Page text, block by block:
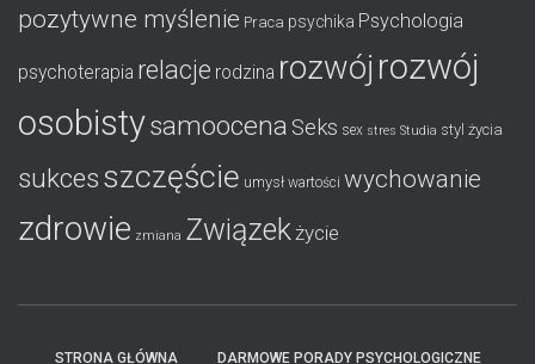
pozytywne myślenie Praca psychika Psychologia
psychoterapia relacje rodzina rozwój rozwój
osobistysamoocena Seks sex stres Studia styl życia
sukcesszczęście umysł wartości wychowanie
zdrowie zmiana Związekżycie
STRONA GŁÓWNA DARMOWE PORADY PSYCHOLOGICZNE